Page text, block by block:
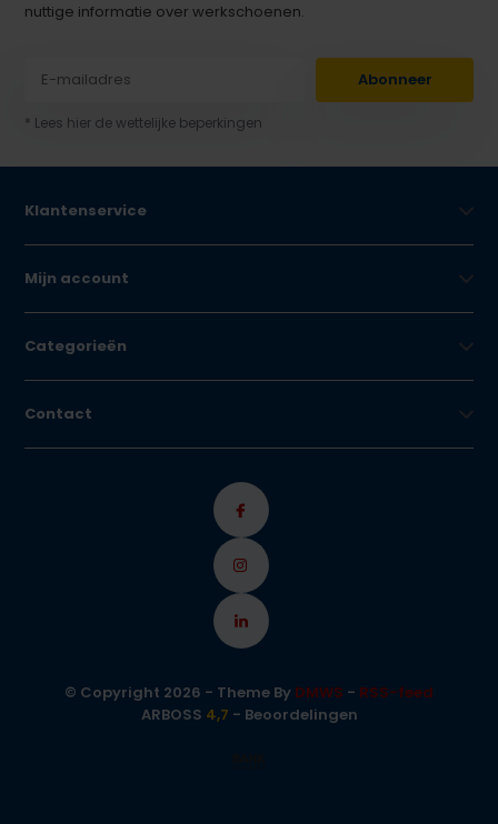
nuttige informatie over werkschoenen.
Abonneer
* Lees hier de wettelijke beperkingen
Klantenservice
Mijn account
Categorieën
Contact
© Copyright 2026 - Theme By DMWS - RSS-feed
ARBOSS 4,7 - Beoordelingen